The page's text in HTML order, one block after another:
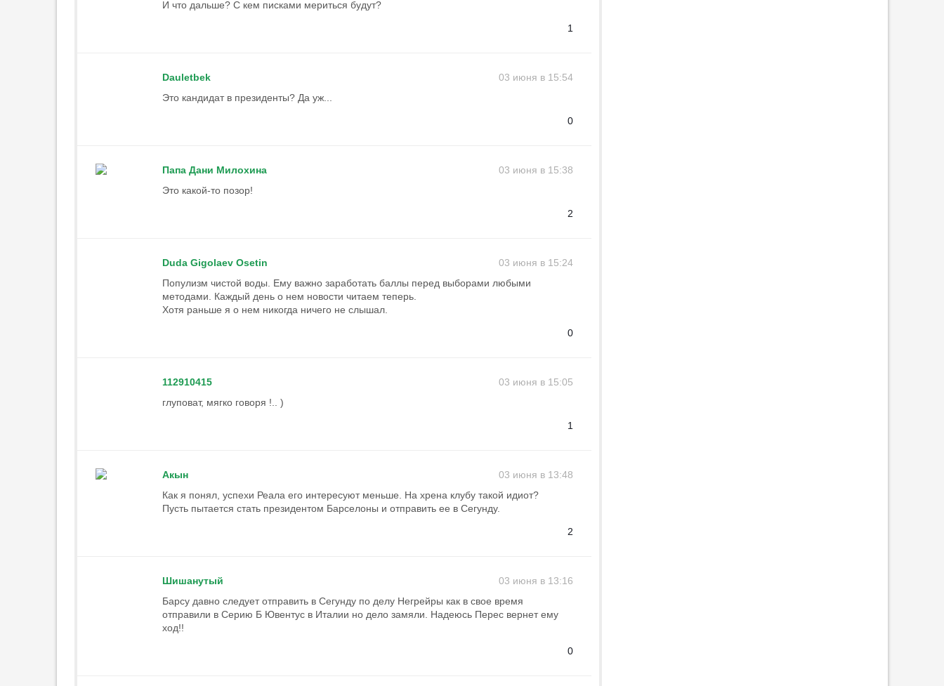
И что дальше? С кем писками мериться будут?
1
Dauletbek
03 июня в 15:54
Это кандидат в президенты? Да уж...
0
Папа Дани Милохина
03 июня в 15:38
Это какой-то позор!
2
Duda Gigolaev Osetin
03 июня в 15:24
Популизм чистой воды. Ему важно заработать баллы перед выборами любыми
методами. Каждый день о нем новости читаем теперь.
Хотя раньше я о нем никогда ничего не слышал.
0
112910415
03 июня в 15:05
глуповат, мягко говоря !.. )
1
Акын
03 июня в 13:48
Как я понял, успехи Реала его интересуют меньше. На хрена клубу такой идиот?
Пусть пытается стать президентом Барселоны и отправить ее в Сегунду.
2
Шишанутый
03 июня в 13:16
Барсу давно следует отправить в Сегунду по делу Негрейры как в свое время
отправили в Серию Б Ювентус в Италии но дело замяли. Надеюсь Перес вернет ему
ход!!
0